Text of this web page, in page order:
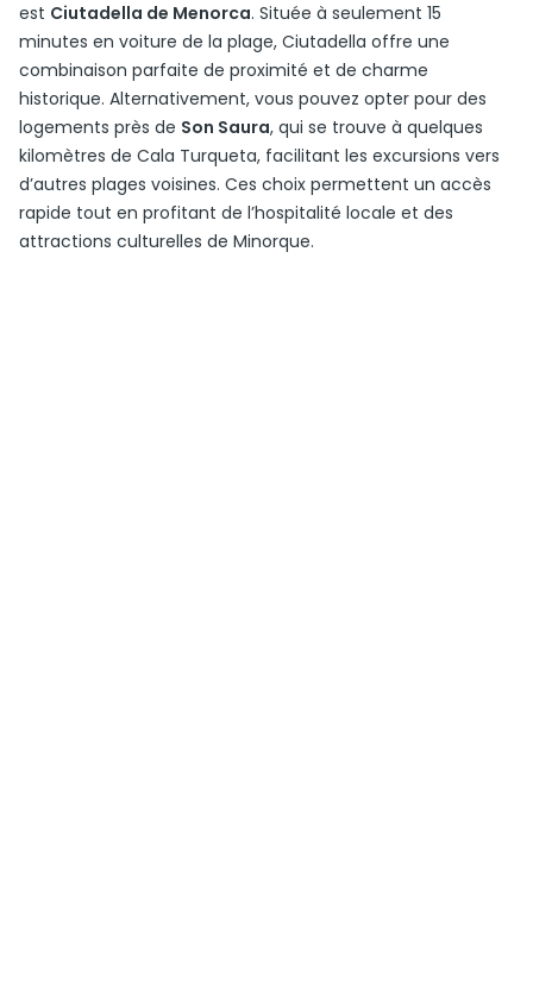
est Ciutadella de Menorca. Située à seulement 15
minutes en voiture de la plage, Ciutadella offre une
combinaison parfaite de proximité et de charme
historique. Alternativement, vous pouvez opter pour des
logements près de Son Saura, qui se trouve à quelques
kilomètres de Cala Turqueta, facilitant les excursions vers
d’autres plages voisines. Ces choix permettent un accès
rapide tout en profitant de l’hospitalité locale et des
attractions culturelles de Minorque.